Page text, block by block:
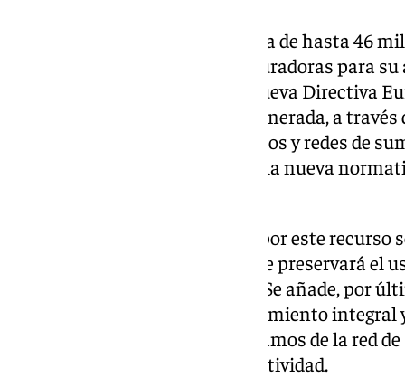
Además, cuenta con otra partida de hasta 46
proceso e instalaciones en depuradoras para
normativos contenidos en la nueva Directiva
en potenciar el uso de agua regenerada, a
ampliación de sistemas terciarios y redes de
la Costa del Sol, ya adaptados a la nueva
«Se trata de una firme apuesta por este
circular en el ciclo del agua y que preservará el
abastecimiento a la población. Se añade, por
digitalización de la red de saneamiento integral
finalizado. Acosol repara dos tramos de la red
Marbella para reducir la conductividad.